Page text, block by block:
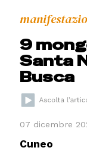
9
Santa
Busca
07 dicembre
Cuneo